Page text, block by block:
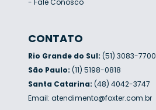
CONTATO
Rio Grande do Sul: (51) 3083-7700
São Paulo: (11) 5198-0818
Santa Catarina: (48) 4042-3747
Email: atendimento@foxter.com.br